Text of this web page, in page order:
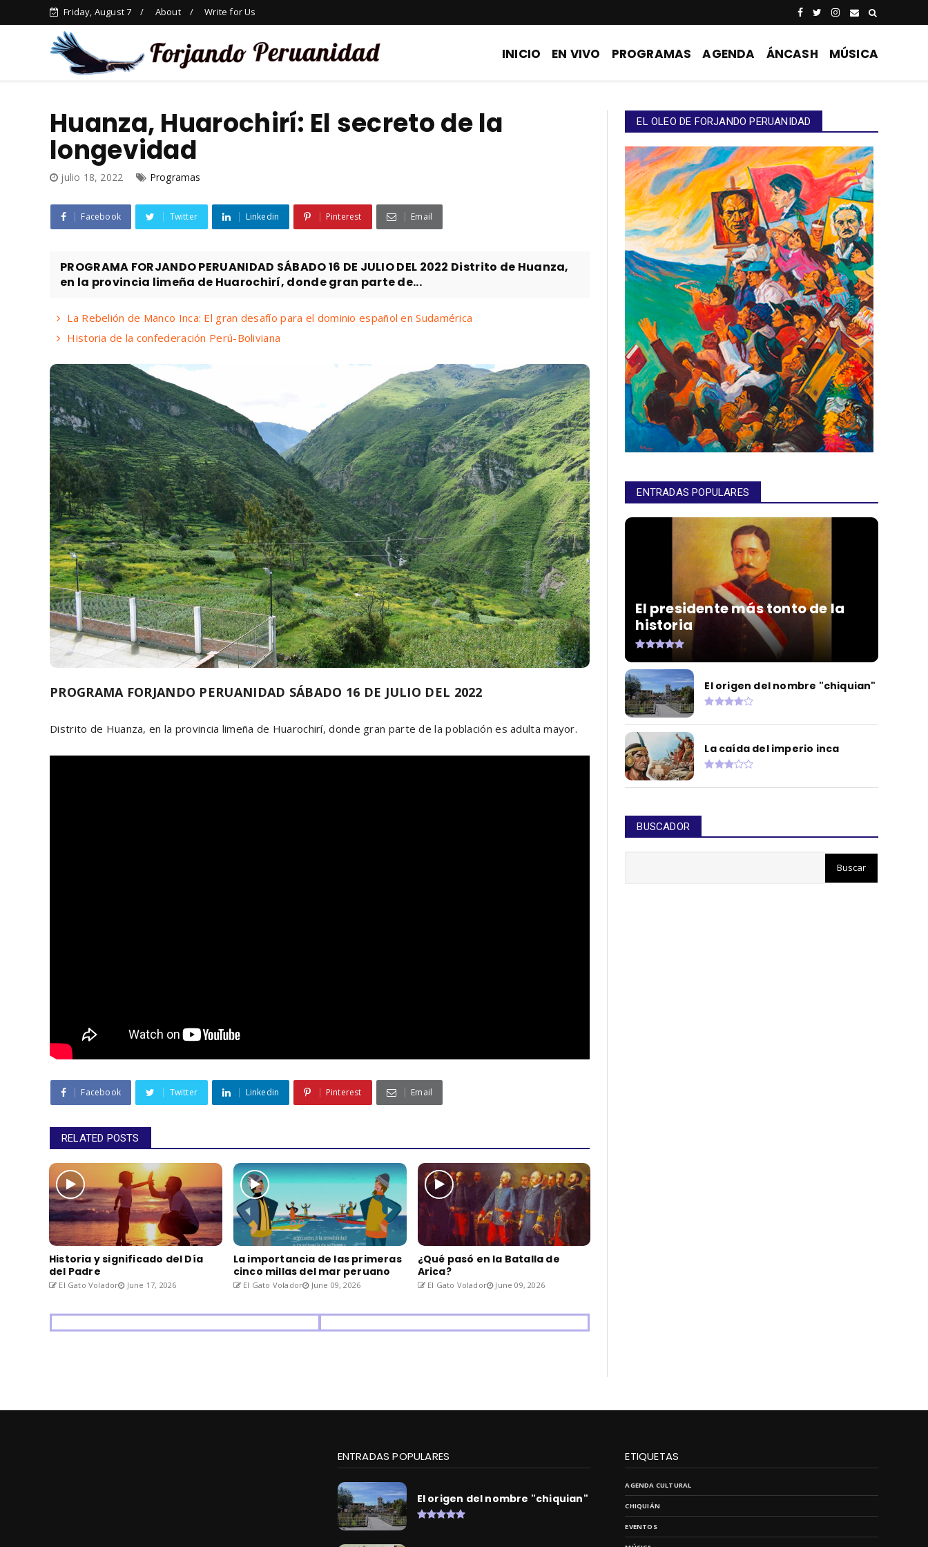
Friday, August 7 About Write for Us
INICIO EN VIVO PROGRAMAS AGENDA ÁNCASH MÚSICA
Huanza, Huarochirí: El secreto de la
longevidad
julio 18, 2022 Programas
Facebook Twitter Linkedin Pinterest Email
PROGRAMA FORJANDO PERUANIDAD SÁBADO 16 DE JULIO DEL 2022 Distrito de Huanza,
en la provincia limeña de Huarochirí, donde gran parte de...
La Rebelión de Manco Inca: El gran desafío para el dominio español en Sudamérica
Historia de la confederación Perú-Boliviana
PROGRAMA FORJANDO PERUANIDAD SÁBADO 16 DE JULIO DEL 2022
Distrito de Huanza, en la provincia limeña de Huarochirí, donde gran parte de la población es adulta mayor.
Facebook Twitter Linkedin Pinterest Email
RELATED POSTS
Historia y significado del Día
del Padre
El Gato Volador June 17, 2026
La importancia de las primeras
cinco millas del mar peruano
El Gato Volador June 09, 2026
¿Qué pasó en la Batalla de
Arica?
El Gato Volador June 09, 2026
EL OLEO DE FORJANDO PERUANIDAD
ENTRADAS POPULARES
El presidente más tonto de la
historia
El origen del nombre "chiquian"
La caída del imperio inca
BUSCADOR
ENTRADAS POPULARES
El origen del nombre "chiquian"
ETIQUETAS
AGENDA CULTURAL
CHIQUIÁN
EVENTOS